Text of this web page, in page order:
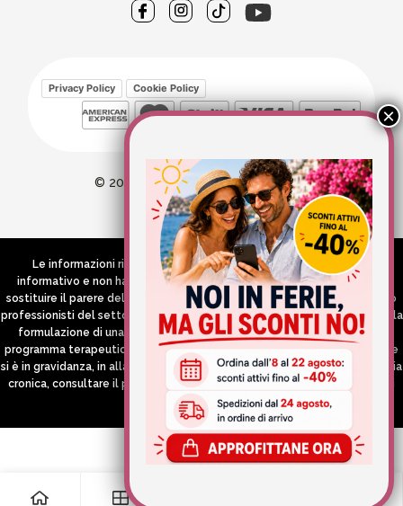
Privacy Policy Cookie Policy
© 2026 Wellvit All Rights Reserved
Credits:Aries comunica
Le informazioni riportate nel Sito hanno esclusivamente scopo
informativo e non hanno in alcun modo né la pretesa né l’obiettivo di
sostituire il parere del medico e/o specialista, di altri operatori sanitari o
professionisti del settore che devono in ogni caso essere contattati per la
formulazione di una diagnosi o l’indicazione di un eventuale corretto
programma terapeutico e/o dietetico e/o di integrazione alimentare. Se
si è in gravidanza, in allattamento o si stanno assumendo farmaci in terapia
cronica, consultare il proprio medico curante prima di assumere qualsiasi
integratore.